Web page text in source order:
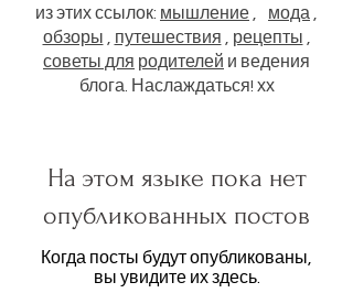
из этих ссылок: мышление мода
обзоры
путешествия рецепты
советы для родителей и ведения
блога. Наслаждаться! хх
На этом языке пока нет
опубликованных постов
Когда посты будут опубликованы,
вы увидите их здесь.